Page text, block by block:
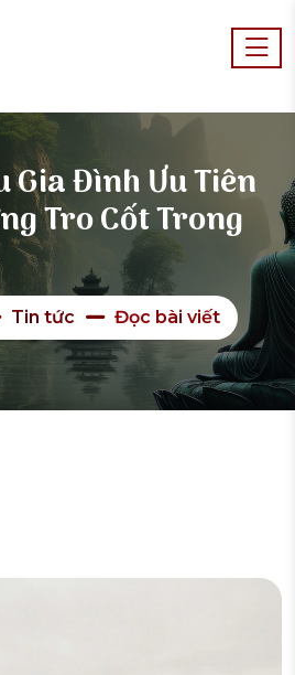
Gia Đình Ưu Tiên
Tro Cốt Trong
Tin tức Đọc bài viết